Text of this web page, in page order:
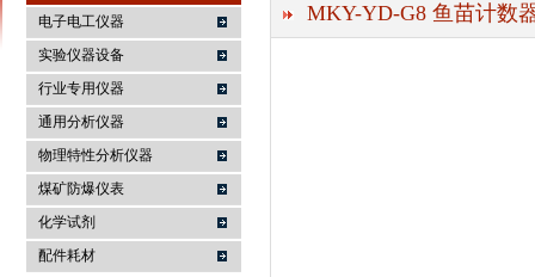
麦科仪（北京）科技有限公司
电子电工仪器
实验仪器设备
行业专用仪器
通用分析仪器
物理特性分析仪器
煤矿防爆仪表
化学试剂
配件耗材
MKY-YD-G8 鱼苗计数